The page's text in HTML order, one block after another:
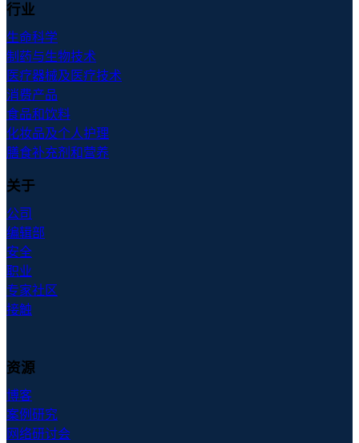
行业
生命科学
制药与生物技术
医疗器械及医疗技术
消费产品
食品和饮料
化妆品及个人护理
膳食补充剂和营养
关于
公司
编辑部
安全
职业
专家社区
接触
资源
博客
案例研究
网络研讨会